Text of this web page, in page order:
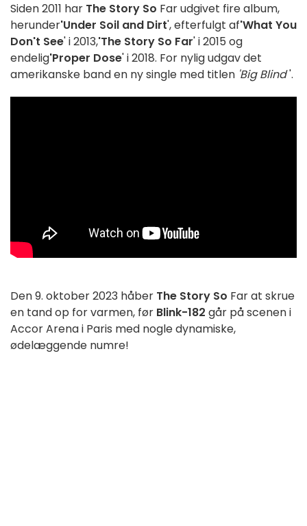
Siden 2011 har The Story So Far udgivet fire album,
herunder'Under Soil and Dirt', efterfulgt af'What You
Don't See' i 2013,'The Story So Far' i 2015 og
endelig'Proper Dose' i 2018. For nylig udgav det
amerikanske band en ny single med titlen 'Big Blind'.
Den 9. oktober 2023 håber The Story So Far at skrue
en tand op for varmen, før Blink-182 går på scenen i
Accor Arena i Paris med nogle dynamiske,
ødelæggende numre!